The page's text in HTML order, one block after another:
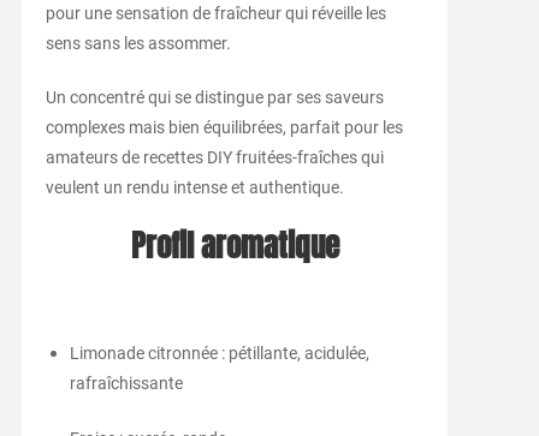
pour une sensation de fraîcheur qui réveille les
sens sans les assommer.
Un concentré qui se distingue par ses saveurs
complexes mais bien équilibrées, parfait pour les
amateurs de recettes DIY fruitées-fraîches qui
veulent un rendu intense et authentique.
Profil aromatique
Limonade citronnée : pétillante, acidulée,
rafraîchissante